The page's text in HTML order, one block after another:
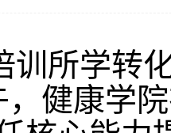
训所学转
健康学